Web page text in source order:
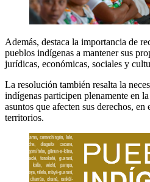
Además, destaca la importancia de
pueblos indígenas a mantener sus
jurídicas, económicas, sociales y
La resolución también resalta la
indígenas participen plenamente en
asuntos que afecten sus derechos,
territorios.